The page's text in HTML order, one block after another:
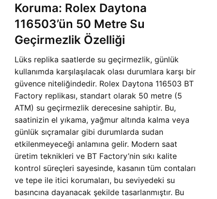
Koruma: Rolex Daytona
116503’ün 50 Metre Su
Geçirmezlik Özelliği
Lüks replika saatlerde su geçirmezlik, günlük
kullanımda karşılaşılacak olası durumlara karşı bir
güvence niteliğindedir. Rolex Daytona 116503 BT
Factory replikası, standart olarak 50 metre (5
ATM) su geçirmezlik derecesine sahiptir. Bu,
saatinizin el yıkama, yağmur altında kalma veya
günlük sıçramalar gibi durumlarda sudan
etkilenmeyeceği anlamına gelir. Modern saat
üretim teknikleri ve BT Factory’nin sıkı kalite
kontrol süreçleri sayesinde, kasanın tüm contaları
ve tepe ile itici korumaları, bu seviyedeki su
basıncına dayanacak şekilde tasarlanmıştır. Bu